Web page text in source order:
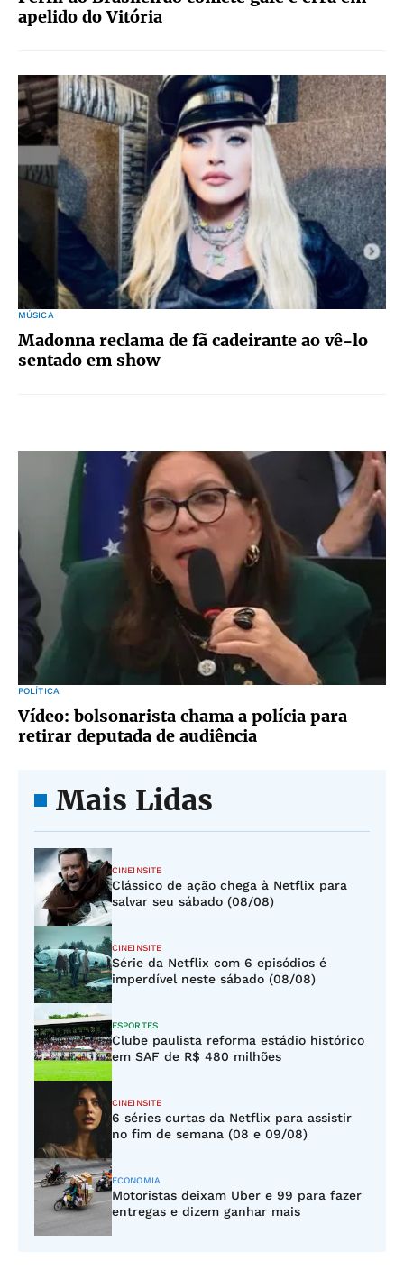
apelido do Vitória
MÚSICA
Madonna reclama de fã cadeirante ao vê-lo
sentado em show
POLÍTICA
Vídeo: bolsonarista chama a polícia para
retirar deputada de audiência
Mais Lidas
CINEINSITE
Clássico de ação chega à Netflix para
salvar seu sábado (08/08)
CINEINSITE
Série da Netflix com 6 episódios é
imperdível neste sábado (08/08)
ESPORTES
Clube paulista reforma estádio histórico
em SAF de R$ 480 milhões
CINEINSITE
6 séries curtas da Netflix para assistir
no fim de semana (08 e 09/08)
ECONOMIA
Motoristas deixam Uber e 99 para fazer
entregas e dizem ganhar mais